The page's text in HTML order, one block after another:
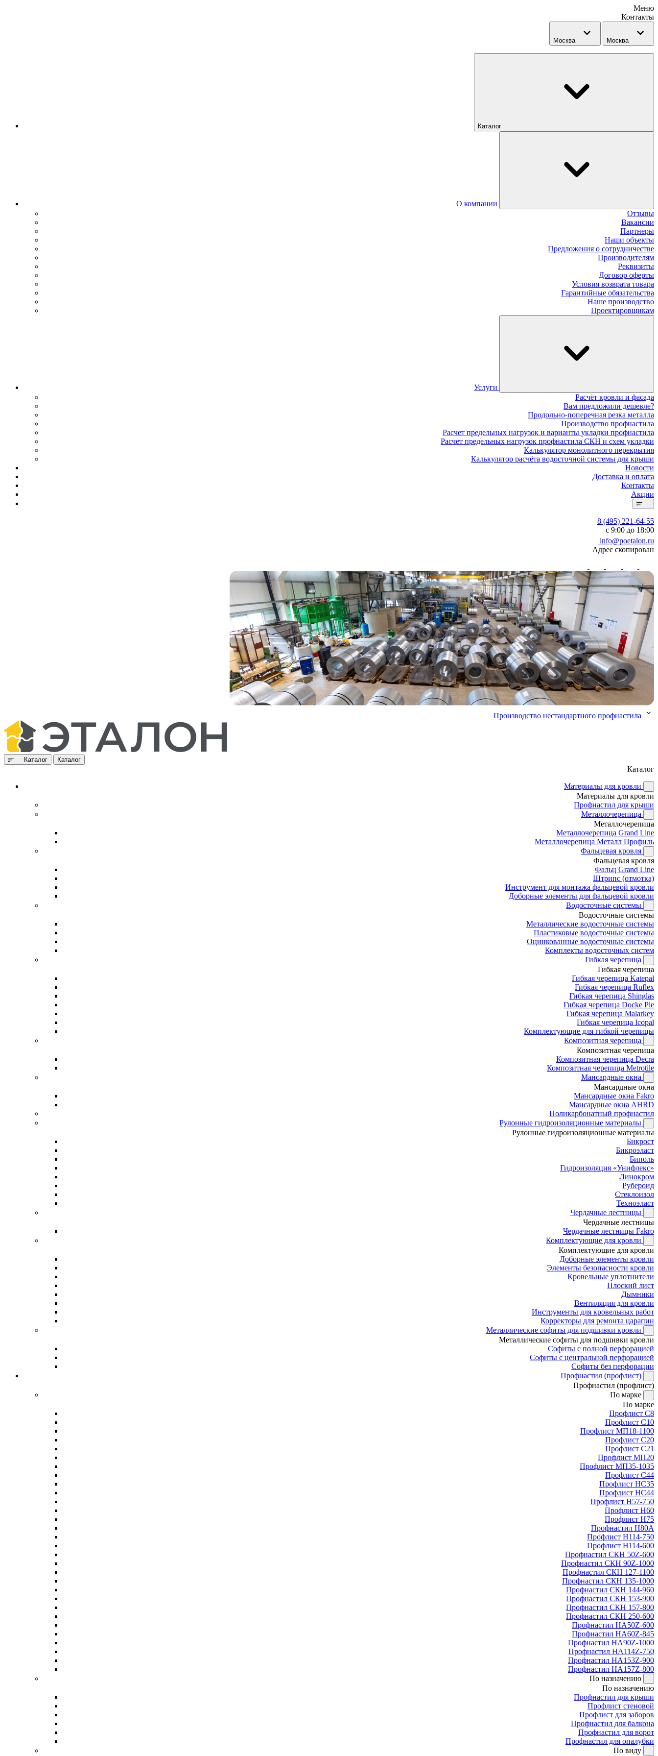
Меню
Контакты
Москва Москва
Каталог
О компании
Отзывы
Вакансии
Партнеры
Наши объекты
Предложения о сотрудничестве
Производителям
Реквизиты
Договор оферты
Условия возврата товара
Гарантийные обязательства
Наше производство
Проектировщикам
Услуги
Расчёт кровли и фасада
Вам предложили дешевле?
Продольно-поперечная резка металла
Производство профнастила
Расчет предельных нагрузок и варианты укладки профнастила
Расчет предельных нагрузок профнастила СКН и схем укладки
Калькулятор монолитного перекрытия
Калькулятор расчёта водосточной системы для крыши
Новости
Доставка и оплата
Контакты
Акции
8 (495) 221-64-55
с 9:00 до 18:00
info@poetalon.ru
Адрес скопирован
Производство нестандартного профнастила
Каталог Каталог
Каталог
Материалы для кровли
Материалы для кровли
Профнастил для крыши
Металлочерепица
Металлочерепица
Металлочерепица Grand Line
Металлочерепица Металл Профиль
Фальцевая кровля
Фальцевая кровля
Фальц Grand Line
Штрипс (отмотка)
Инструмент для монтажа фальцевой кровли
Доборные элементы для фальцевой кровли
Водосточные системы
Водосточные системы
Металлические водосточные системы
Пластиковые водосточные системы
Оцинкованные водосточные системы
Комплекты водосточных систем
Гибкая черепица
Гибкая черепица
Гибкая черепица Katepal
Гибкая черепица Ruflex
Гибкая черепица Shinglas
Гибкая черепица Docke Pie
Гибкая черепица Malarkey
Гибкая черепица Icopal
Комплектующие для гибкой черепицы
Композитная черепица
Композитная черепица
Композитная черепица Decra
Композитная черепица Metrotile
Мансардные окна
Мансардные окна
Мансардные окна Fakro
Мансардные окна AHRD
Поликарбонатный профнастил
Рулонные гидроизоляционные материалы
Рулонные гидроизоляционные материалы
Бикрост
Бикроэласт
Биполь
Гидроизоляция «Унифлекс»
Линокром
Рубероид
Стеклоизол
Техноэласт
Чердачные лестницы
Чердачные лестницы
Чердачные лестницы Fakro
Комплектующие для кровли
Комплектующие для кровли
Доборные элементы кровли
Элементы безопасности кровли
Кровельные уплотнители
Плоский лист
Дымники
Вентиляция для кровли
Инструменты для кровельных работ
Корректоры для ремонта царапин
Металлические софиты для подшивки кровли
Металлические софиты для подшивки кровли
Софиты с полной перфорацией
Софиты с центральной перфорацией
Софиты без перфорации
Профнастил (профлист)
Профнастил (профлист)
По марке
По марке
Профлист С8
Профлист С10
Профлист МП18-1100
Профлист С20
Профлист С21
Профлист МП20
Профлист МП35-1035
Профлист С44
Профлист НС35
Профлист НС44
Профлист Н57-750
Профлист Н60
Профлист Н75
Профнастил Н80А
Профлист Н114-750
Профлист Н114-600
Профнастил СКН 50Z-600
Профнастил СКН 90Z-1000
Профнастил СКН 127-1100
Профнастил СКН 135-1000
Профнастил СКН 144-960
Профнастил СКН 153-900
Профнастил СКН 157-800
Профнастил СКН 250-600
Профнастил НА50Z-600
Профнастил НА60Z-845
Профнастил НА90Z-1000
Профнастил НА114Z-750
Профнастил НА153Z-900
Профнастил НА157Z-800
По назначению
По назначению
Профнастил для крыши
Профлист стеновой
Профлист для заборов
Профнастил для балкона
Профнастил для ворот
Профнастил для опалубки
По виду